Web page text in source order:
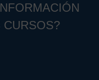
CURSOS?